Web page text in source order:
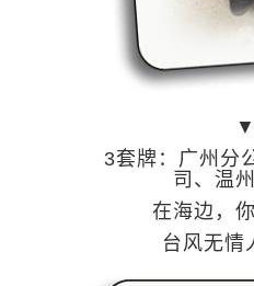
▼
3套牌：广州分
司、温
在海边，
台风无情